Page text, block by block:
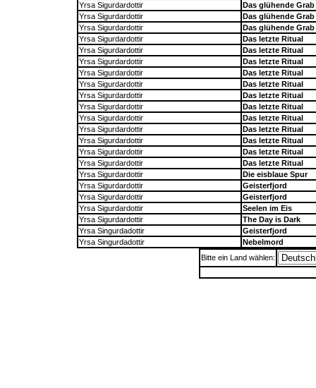
Yrsa Sigurdardottir
Das glühende Grab
Yrsa Sigurdardottir
Das glühende Grab
Yrsa Sigurdardottir
Das glühende Grab
Yrsa Sigurdardottir
Das letzte Ritual
Yrsa Sigurdardottir
Das letzte Ritual
Yrsa Sigurdardottir
Das letzte Ritual
Yrsa Sigurdardottir
Das letzte Ritual
Yrsa Sigurdardottir
Das letzte Ritual
Yrsa Sigurdardottir
Das letzte Ritual
Yrsa Sigurdardottir
Das letzte Ritual
Yrsa Sigurdardottir
Das letzte Ritual
Yrsa Sigurdardottir
Das letzte Ritual
Yrsa Sigurdardottir
Das letzte Ritual
Yrsa Sigurdardottir
Das letzte Ritual
Yrsa Sigurdardottir
Das letzte Ritual
Yrsa Sigurdardottir
Die eisblaue Spur
Yrsa Sigurdardottir
Geisterfjord
Yrsa Sigurdardottir
Geisterfjord
Yrsa Sigurdardottir
Seelen im Eis
Yrsa Sigurdardottir
The Day is Dark
Yrsa Singurdadottir
Geisterfjord
Yrsa Singurdadottir
Nebelmord
Bitte ein Land wählen: